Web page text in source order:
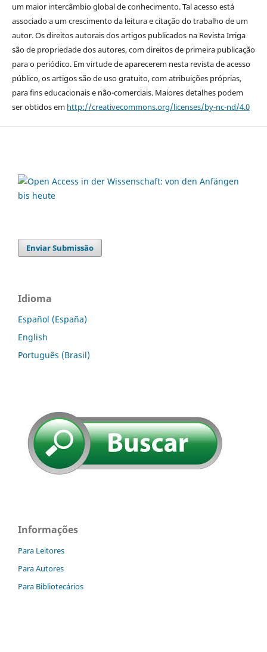
um maior intercâmbio global de conhecimento. Tal acesso está
associado a um crescimento da leitura e citação do trabalho de um
autor. Os direitos autorais dos artigos publicados na Revista Irriga
são de propriedade dos autores, com direitos de primeira publicação
para o periódico. Em virtude de aparecerem nesta revista de acesso
público, os artigos são de uso gratuito, com atribuições próprias,
para fins educacionais e não-comerciais. Maiores detalhes podem
ser obtidos em http://creativecommons.org/licenses/by-nc-nd/4.0
Enviar Submissão
Idioma
Español (España)
English
Português (Brasil)
Informações
Para Leitores
Para Autores
Para Bibliotecários